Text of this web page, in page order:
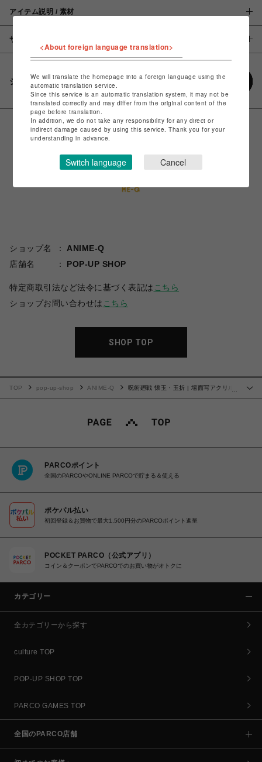
アイテム説明 / 素材
サイズ
シェアする
ショップ名
ANIME-Q
店舗名
POP-UP SHOP
特定商取引法など法令に基づく表記は こちら
ショップお問い合わせは こちら
SHOP TOP
TOP pop-up-shop ANIME-Q
呪術廻戦 懐玉・玉折 | 場面写アクリル
PARCOポイント
全国のPARCOやONLINE PARCOで貯まる＆使える
ポケパル払い
初回登録＆お買物で最大1,500円分のPARCOポイント進呈
POCKET PARCO（公式アプリ）
コイン＆クーポンでPARCOでのお買い物がオトクに
カテゴリー
全カテゴリーから探す
culture TOP
POP-UP SHOP TOP
PARCO GAMES TOP
全国のPARCO店舗
<About foreign language translation>
We will translate the homepage into a foreign language using the
automatic translation service.
Since this service is an automatic translation system, it may not be
translated correctly and may differ from the original content of the
page before translation.
In addition, we do not take any responsibility for any direct or
indirect damage caused by using this service. Thank you for your
understanding in advance.
Switch language Cancel